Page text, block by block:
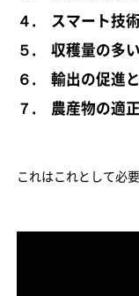
４. スマート技
５. 収穫量の多
６. 輸出の促進
７. 農産物の適
これはこれとして必